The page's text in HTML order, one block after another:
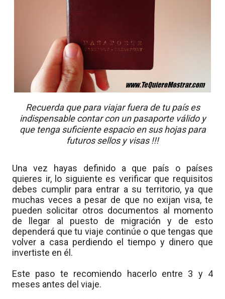
Recuerda que para viajar fuera de tu país es
indispensable contar con un pasaporte válido y
que tenga suficiente espacio en sus hojas para
futuros sellos y visas !!!
Una vez hayas definido a que país o países
quieres ir, lo siguiente es verificar que requisitos
debes cumplir para entrar a su territorio, ya que
muchas veces a pesar de que no exijan visa, te
pueden solicitar otros documentos al momento
de llegar al puesto de migración y de esto
dependerá que tu viaje continúe o que tengas que
volver a casa perdiendo el tiempo y dinero que
invertiste en él.
Este paso te recomiendo hacerlo entre 3 y 4
meses antes del viaje.